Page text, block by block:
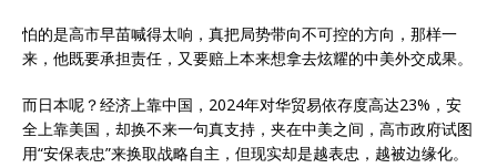
怕的是高市早苗喊得太响，真把局势带向不可控的方向，那样一
来，他既要承担责任，又要赔上本来想拿去炫耀的中美外交成果。
而日本呢？经济上靠中国，2024年对华贸易依存度高达23%，安
全上靠美国，却换不来一句真支持，夹在中美之间，高市政府试图
用“安保表忠”来换取战略自主，但现实却是越表忠，越被边缘化。